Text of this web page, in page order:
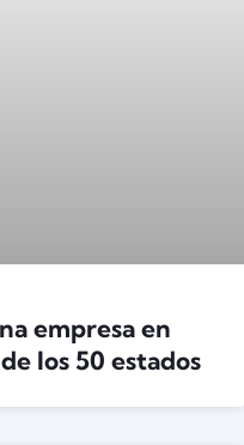
empresa en
los 50 estados